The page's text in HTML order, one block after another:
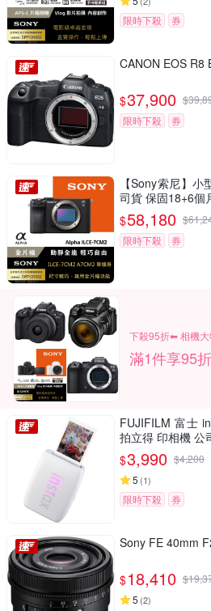
限時下殺 券
CANON EOS R8
$37,900 $
限時下殺
券
【Sony索尼】
司貨 保固18+6個
$58,180 $
限時下殺
券
下殺95折⬅︎ 相機
滿1件享95折
FUJIFILM 富士
拍立得 印相機 公
$3,990 $4,200
5 (1)
限時下殺 券
Sony FE 40mm
$18,410 $
5 (2)